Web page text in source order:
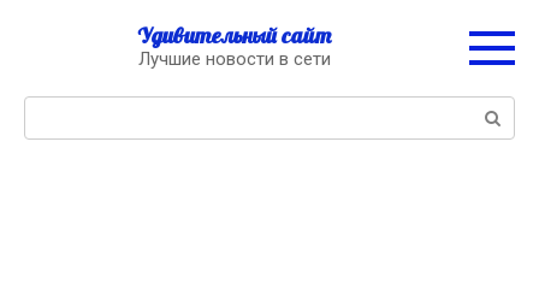
Удивительный сайт
Лучшие новости в сети